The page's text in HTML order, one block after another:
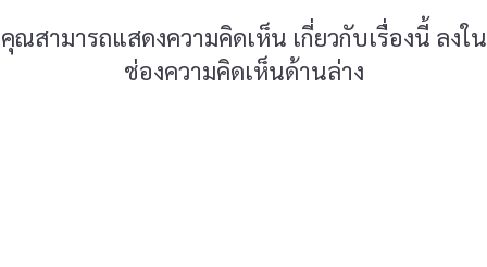
คุณสามารถแสดงความคิดเห็น เกี่ยวกับเรื่องนี้ ลงใน
ช่องความคิดเห็นด้านล่าง